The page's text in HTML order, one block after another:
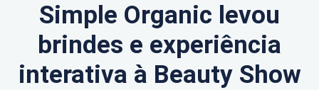
Simple Organic levou
brindes e experiência
interativa à Beauty Show